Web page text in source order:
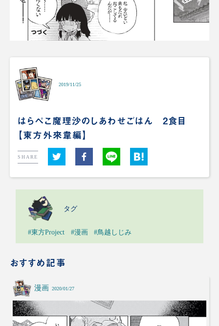
2019/11/25
はらぺこ魔理沙のしあわせごはん 2食目
【東方外來韋編】
SHARE
タグ
#東方Project #漫画 #鳥越しじみ
おすすめ記事
漫画 2020/01/27